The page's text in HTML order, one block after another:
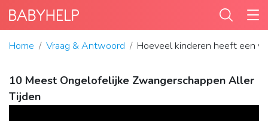
Home Vraag & Antwoord Hoeveel kinderen heeft een
10 Meest Ongelofelijke Zwangerschappen Aller
Tijden